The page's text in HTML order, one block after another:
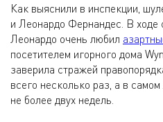
Как выяснили в инспекции,
и Леонардо Фернандес. В ходе
Леонардо очень любил
посетителем игорного дома
заверила стражей
всего несколько раз, а в
не более двух недель.